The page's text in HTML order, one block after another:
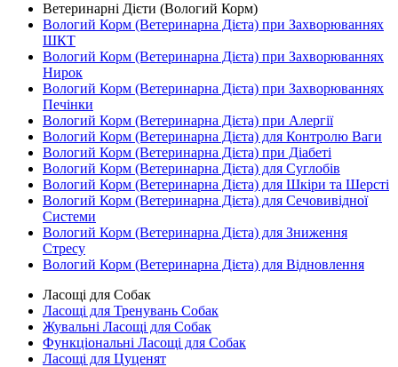
Ветеринарні Дієти (Вологий Корм)
Вологий Корм (Ветеринарна Дієта) при Захворюваннях
ШКТ
Вологий Корм (Ветеринарна Дієта) при Захворюваннях
Нирок
Вологий Корм (Ветеринарна Дієта) при Захворюваннях
Печінки
Вологий Корм (Ветеринарна Дієта) при Алергії
Вологий Корм (Ветеринарна Дієта) для Контролю Ваги
Вологий Корм (Ветеринарна Дієта) при Діабеті
Вологий Корм (Ветеринарна Дієта) для Суглобів
Вологий Корм (Ветеринарна Дієта) для Шкіри та Шерсті
Вологий Корм (Ветеринарна Дієта) для Сечовивідної
Системи
Вологий Корм (Ветеринарна Дієта) для Зниження
Стресу
Вологий Корм (Ветеринарна Дієта) для Відновлення
Ласощі для Собак
Ласощі для Тренувань Собак
Жувальні Ласощі для Собак
Функціональні Ласощі для Собак
Ласощі для Цуценят